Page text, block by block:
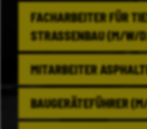
FACHARBEITER FÜR
STRASSENBAU (M/W/D)
MITARBEITER
BAUGERÄTEFÜHRER